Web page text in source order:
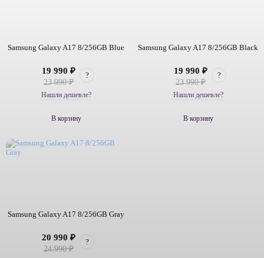
Samsung Galaxy A17 8/256GB Blue
19 990 ₽
23 990 ₽
?
Нашли дешевле?
В корзину
Samsung Galaxy A17 8/256GB Black
19 990 ₽
23 990 ₽
?
Нашли дешевле?
В корзину
Samsung Galaxy A17 8/256GB Gray
20 990 ₽
24 990 ₽
?